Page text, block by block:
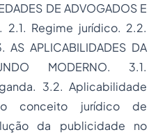
DE ADVOGADOS E
2.1. Regime jurídico. 2.2.
APLICABILIDADES DA
MODERNO. 3.1.
3.2. Aplicabilidade
conceito jurídico de
da publicidade no